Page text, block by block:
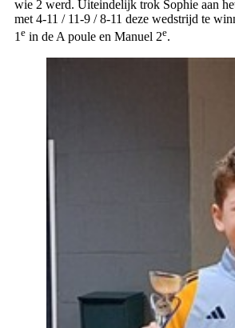
wie 2 werd. Uiteindelijk trok Sophie aan
met 4-11 / 11-9 / 8-11 deze wedstrijd te
1e in de A poule en Manuel 2e.